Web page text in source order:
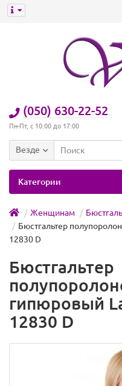
(050) 630-22-52
Пн-Пт, с 10:00 до 17:00
Везде
Категории
Женщинам
Бюстгальтер
12830 D
Бюстгальтер
гипюровый
12830 D